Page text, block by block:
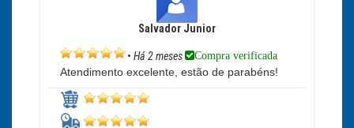
Salvador Junior
• Há 2 meses Compra verificada
Atendimento excelente, estão de parabéns!